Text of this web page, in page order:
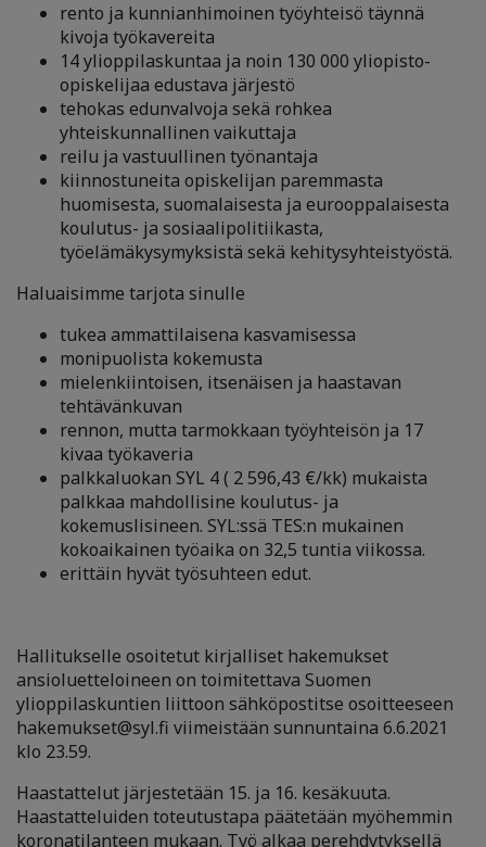
rento ja kunnianhimoinen työyhteisö täynnä
kivoja työkavereita
14 ylioppilaskuntaa ja noin 130 000 yliopisto-
opiskelijaa edustava järjestö
tehokas edunvalvoja sekä rohkea
yhteiskunnallinen vaikuttaja
reilu ja vastuullinen työnantaja
kiinnostuneita opiskelijan paremmasta
huomisesta, suomalaisesta ja eurooppalaisesta
koulutus- ja sosiaalipolitiikasta,
työelämäkysymyksistä sekä kehitysyhteistyöstä.
Haluaisimme tarjota sinulle
tukea ammattilaisena kasvamisessa
monipuolista kokemusta
mielenkiintoisen, itsenäisen ja haastavan
tehtävänkuvan
rennon, mutta tarmokkaan työyhteisön ja 17
kivaa työkaveria
palkkaluokan SYL 4 ( 2 596,43 €/kk) mukaista
palkkaa mahdollisine koulutus- ja
kokemuslisineen. SYL:ssä TES:n mukainen
kokoaikainen työaika on 32,5 tuntia viikossa.
erittäin hyvät työsuhteen edut.
Hallitukselle osoitetut kirjalliset hakemukset
ansioluetteloineen on toimitettava Suomen
ylioppilaskuntien liittoon sähköpostitse osoitteeseen
hakemukset@syl.fi viimeistään sunnuntaina 6.6.2021
klo 23.59.
Haastattelut järjestetään 15. ja 16. kesäkuuta.
Haastatteluiden toteutustapa päätetään myöhemmin
koronatilanteen mukaan. Työ alkaa perehdytyksellä